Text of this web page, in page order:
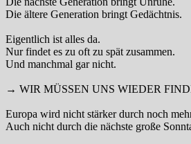
Die ältere Generation bringt Gedächtnis.
Eigentlich ist alles da.
Nur findet es zu oft zu spät zusammen.
Und manchmal gar nicht.
→ WIR MÜSSEN UNS WIEDER
Europa wird nicht stärker durch noch
Auch nicht durch die nächste große